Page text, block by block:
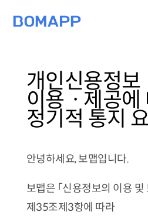
개인신용정보
이용ㆍ제공에
정기적 통지
안녕하세요, 보맵입니다.
보맵은 「신용정보의 이용 및
제35조제3항에 따라